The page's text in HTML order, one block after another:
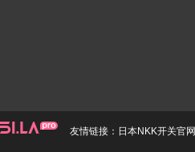
友情链接： 日本NKK开关官网